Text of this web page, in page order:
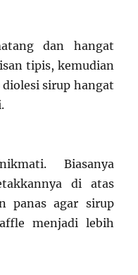
dan hangat
tipis, kemudian
diolesi sirup hangat
Biasanya
di atas
panas agar sirup
menjadi lebih